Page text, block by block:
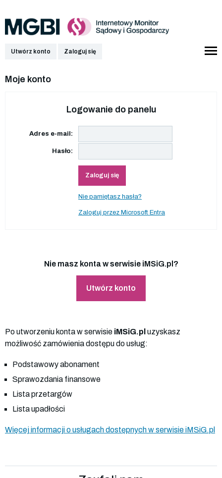
Utwórz konto Zaloguj się
Moje konto
Logowanie do panelu
Adres e-mail:
Hasło:
Zaloguj się
Nie pamiętasz hasła?
Zaloguj przez Microsoft Entra
Nie masz konta w serwisie iMSiG.pl?
Utwórz konto
Po utworzeniu konta w serwisie iMSiG.pl uzyskasz
możliwość zamówienia dostępu do usług:
Podstawowy abonament
Sprawozdania finansowe
Lista przetargów
Lista upadłości
Więcej informacji o usługach dostępnych w serwisie iMSiG.pl